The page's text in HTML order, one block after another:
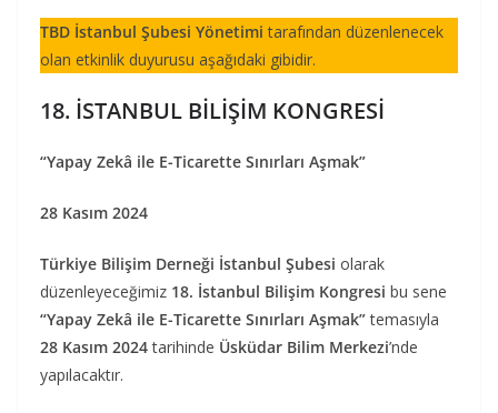
TBD İstanbul Şubesi Yönetimi tarafından düzenlenecek
olan etkinlik duyurusu aşağıdaki gibidir.
18. İSTANBUL BİLİŞİM KONGRESİ
“Yapay Zekâ ile E-Ticarette Sınırları Aşmak”
28 Kasım 2024
Türkiye Bilişim Derneği İstanbul Şubesi olarak
düzenleyeceğimiz 18. İstanbul Bilişim Kongresi bu sene
“Yapay Zekâ ile E-Ticarette Sınırları Aşmak”temasıyla
28 Kasım 2024tarihinde Üsküdar Bilim Merkezi’nde
yapılacaktır.